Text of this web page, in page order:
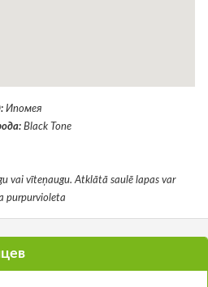
Ипомея
Black Tone
vai vīteņaugu. Atklātā saulē lapas var
purpurvioleta